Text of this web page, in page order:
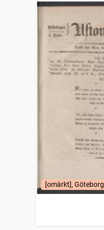
[omärkt], Göteborg